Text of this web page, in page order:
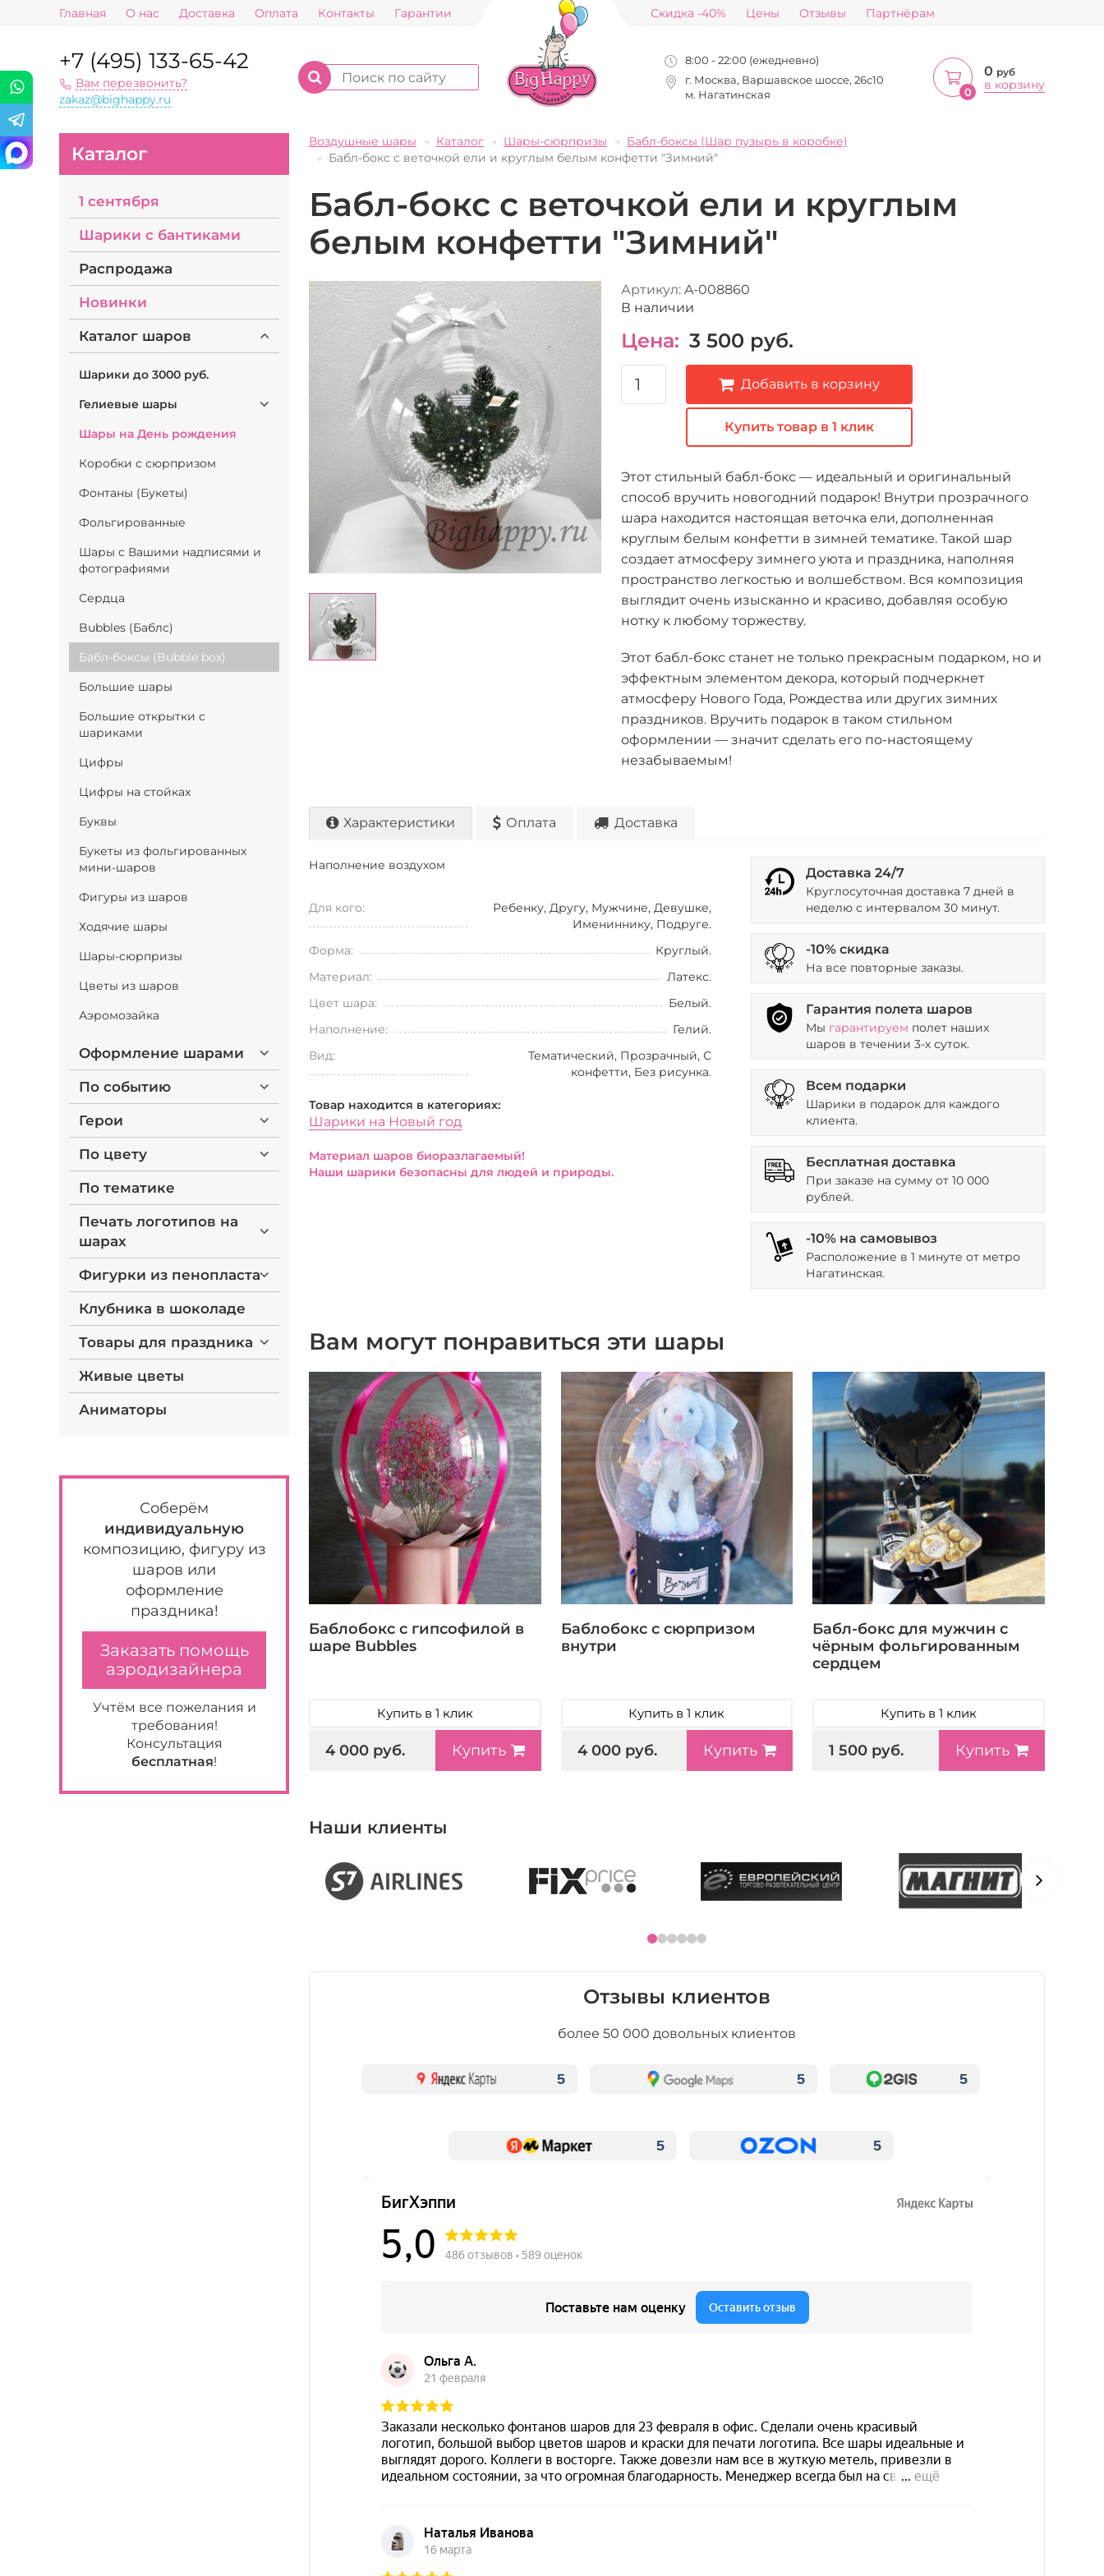
Главная О нас Доставка Оплата Контакты Гарантии Скидка -40% Цены Отзывы Партнёрам
+7 (495) 133-65-42
Вам перезвонить?
zakaz@bighappy.ru
8:00 - 22:00 (ежедневно)
г. Москва, Варшавское шоссе, 26с10
м. Нагатинская
0
0 руб
в корзину
Каталог
1 сентября
Шарики с бантиками
Распродажа
Новинки
Каталог шаров
Шарики до 3000 руб.
Гелиевые шары
Шары на День рождения
Коробки с сюрпризом
Фонтаны (Букеты)
Фольгированные
Шары с Вашими надписями и
фотографиями
Сердца
Bubbles (Баблс)
Бабл-боксы (Bubble box)
Большие шары
Большие открытки с
шариками
Цифры
Цифры на стойках
Буквы
Букеты из фольгированных
мини-шаров
Фигуры из шаров
Ходячие шары
Шары-сюрпризы
Цветы из шаров
Аэромозайка
Оформление шарами
По событию
Герои
По цвету
По тематике
Печать логотипов на
шарах
Фигурки из пенопласта
Клубника в шоколаде
Товары для праздника
Живые цветы
Аниматоры
Соберём
индивидуальную
композицию, фигуру из
шаров или
оформление
праздника!
Заказать помощь
аэродизайнера
Учтём все пожелания и
требования!
Консультация
бесплатная!
Воздушные шары Каталог Шары-сюрпризы
Бабл-боксы (Шар пузырь в коробке)
Бабл-бокс с веточкой ели и круглым белым конфетти "Зимний"
Бабл-бокс с веточкой ели и круглым
белым конфетти "Зимний"
Артикул: A-008860
В наличии
Цена: 3 500 руб.
Добавить в корзину
Купить товар в 1 клик
Этот стильный бабл-бокс — идеальный и оригинальный
способ вручить новогодний подарок! Внутри прозрачного
шара находится настоящая веточка ели, дополненная
круглым белым конфетти в зимней тематике. Такой шар
создает атмосферу зимнего уюта и праздника, наполняя
пространство легкостью и волшебством. Вся композиция
выглядит очень изысканно и красиво, добавляя особую
нотку к любому торжеству.
Этот бабл-бокс станет не только прекрасным подарком, но и
эффектным элементом декора, который подчеркнет
атмосферу Нового Года, Рождества или других зимних
праздников. Вручить подарок в таком стильном
оформлении — значит сделать его по-настоящему
незабываемым!
Характеристики Оплата Доставка
Наполнение воздухом
Для кого:
Ребенку, Другу, Мужчине, Девушке,
Имениннику, Подруге.
Форма:
Круглый.
Материал:
Латекс.
Цвет шара:
Белый.
Наполнение:
Гелий.
Вид:
Тематический, Прозрачный, С
конфетти, Без рисунка.
Товар находится в категориях:
Шарики на Новый год
Материал шаров биоразлагаемый!
Наши шарики безопасны для людей и природы.
Доставка 24/7
Круглосуточная доставка 7 дней в
неделю с интервалом 30 минут.
-10% скидка
На все повторные заказы.
Гарантия полета шаров
Мы гарантируем полет наших
шаров в течении 3-х суток.
Всем подарки
Шарики в подарок для каждого
клиента.
Бесплатная доставка
При заказе на сумму от 10 000
рублей.
-10% на самовывоз
Расположение в 1 минуте от метро
Нагатинская.
Вам могут понравиться эти шары
Баблобокс с гипсофилой в
шаре Bubbles
Купить в 1 клик
4 000 руб. Купить
Баблобокс с сюрпризом
внутри
Купить в 1 клик
4 000 руб. Купить
Бабл-бокс для мужчин с
чёрным фольгированным
сердцем
Купить в 1 клик
1 500 руб. Купить
Наши клиенты
Отзывы клиентов
более 50 000 довольных клиентов
5 5 5
5 5